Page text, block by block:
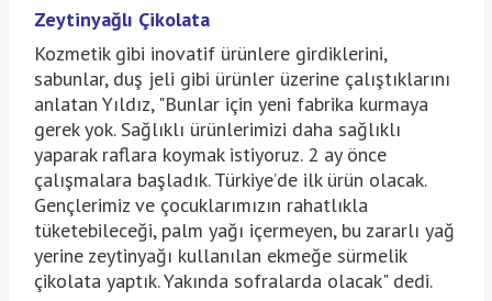
Zeytinyağlı Çikolata
Kozmetik gibi inovatif ürünlere girdiklerini,
sabunlar, duş jeli gibi ürünler üzerine çalıştıklarını
anlatan Yıldız, "Bunlar için yeni fabrika kurmaya
gerek yok. Sağlıklı ürünlerimizi daha sağlıklı
yaparak raflara koymak istiyoruz. 2 ay önce
çalışmalara başladık. Türkiye’de ilk ürün olacak.
Gençlerimiz ve çocuklarımızın rahatlıkla
tüketebileceği, palm yağı içermeyen, bu zararlı yağ
yerine zeytinyağı kullanılan ekmeğe sürmelik
çikolata yaptık. Yakında sofralarda olacak" dedi.